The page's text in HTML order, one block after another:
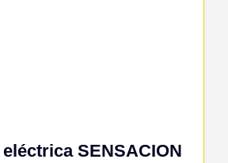
SENSACION